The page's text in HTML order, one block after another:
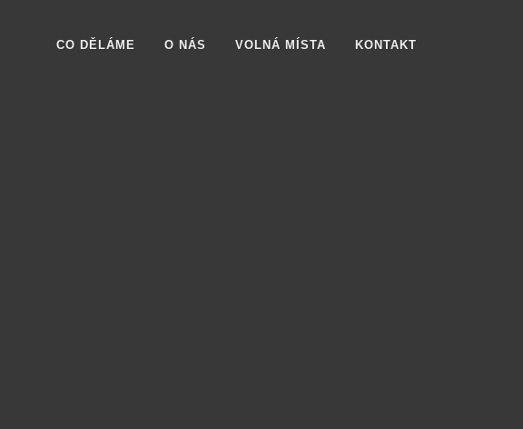
CO DĚLÁME O NÁS VOLNÁ MÍSTA KONTAKT